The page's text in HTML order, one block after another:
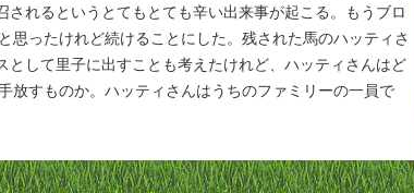
されるというとてもとても辛い出来事が起こる。もうブロ
思ったけれど続けることにした。残された馬のハッティさ
として里子に出すことも考えたけれど、ハッティさんはど
放すものか。ハッティさんはうちのファミリーの一員で